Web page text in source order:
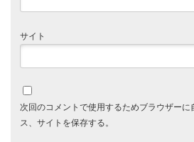
サイト
次回のコメントで使用するためブラウザー
ス、サイトを保存する。